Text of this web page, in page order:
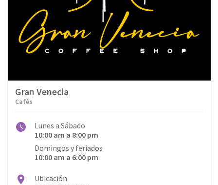
Gran Venecia
Cafés
Lunes a Sábado
10:00 am a 8:00 pm
Domingos y feriados
10:00 am a 6:00 pm
Ubicación